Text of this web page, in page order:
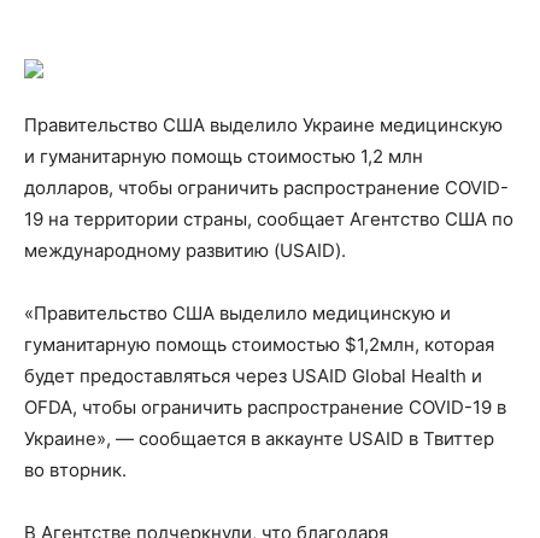
Правительство США выделило Украине медицинскую
и гуманитарную помощь стоимостью 1,2 млн
долларов, чтобы ограничить распространение COVID-
19 на территории страны, сообщает Агентство США по
международному развитию (USAID).
«Правительство США выделило медицинскую и
гуманитарную помощь стоимостью $1,2млн, которая
будет предоставляться через USAID Global Health и
OFDA, чтобы ограничить распространение COVID-19 в
Украине», — сообщается в аккаунте USAID в Твиттер
во вторник.
В Агентстве подчеркнули, что благодаря